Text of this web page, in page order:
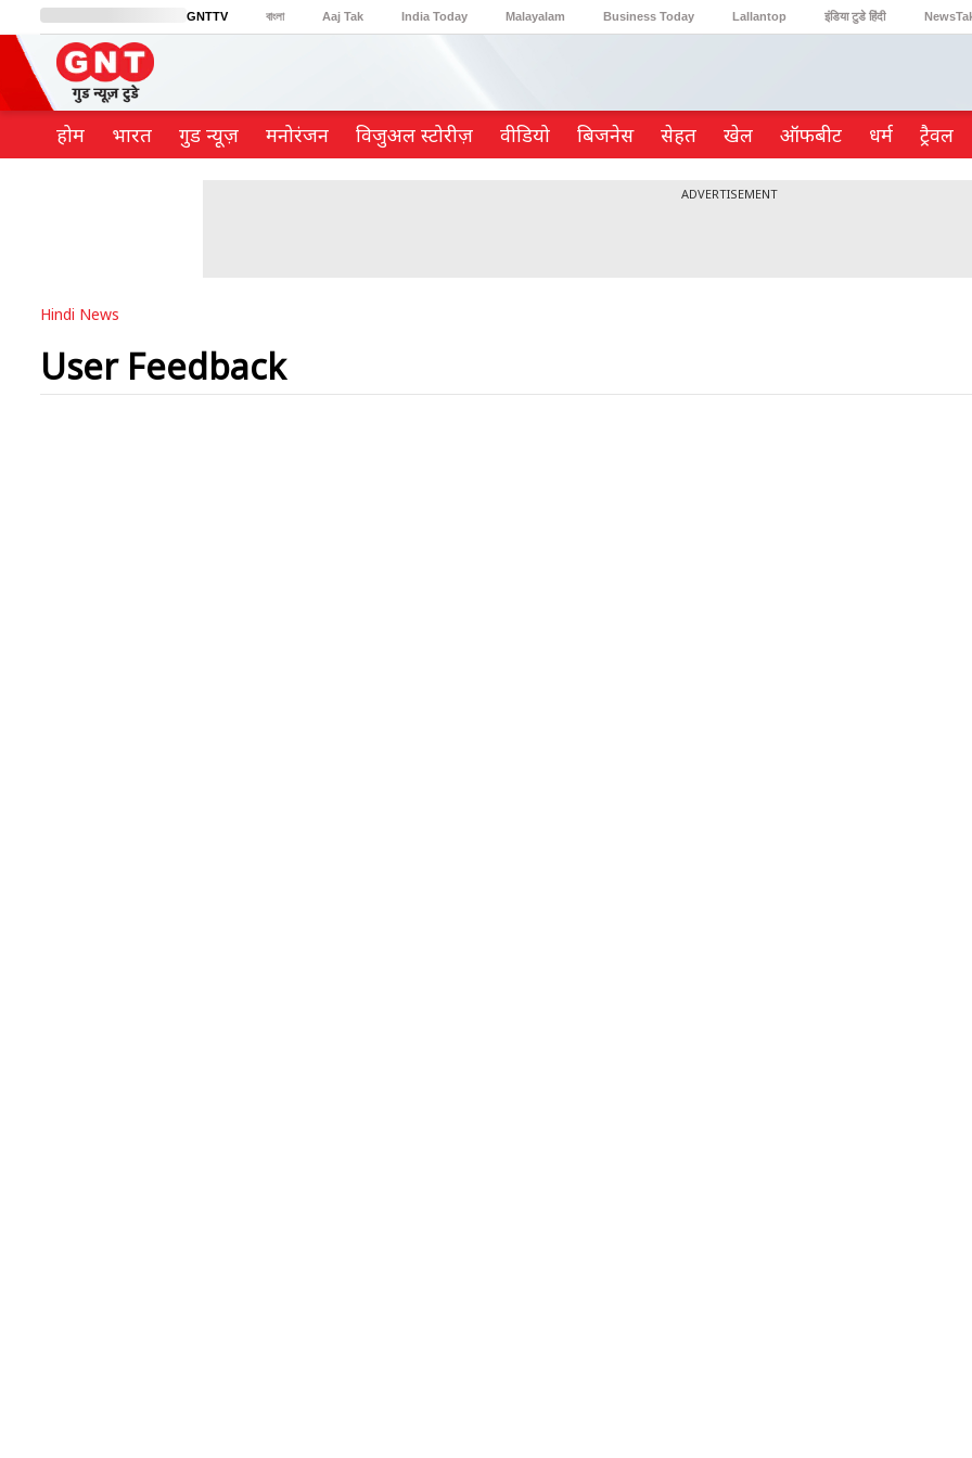
GNTTV বাংলা Aaj Tak India Today Malayalam Business Today Lallantop इंडिया टुडे हिंदी
BT Bazaar Cosmopolitan
होम भारत गुड न्यूज़ मनोरंजन विजुअल स्टोरीज़ वीडियो ब‍िजनेस सेहत खेल ऑफबीट धर्म ट्रैवल
ADVERTISEMENT
Hindi News
User Feedback